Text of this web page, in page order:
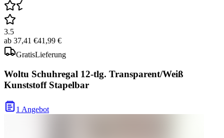
3.5
ab 37,41 €41,99 €
GratisLieferung
Woltu Schuhregal 12-tlg. Transparent/Weiß
Kunststoff Stapelbar
1 Angebot